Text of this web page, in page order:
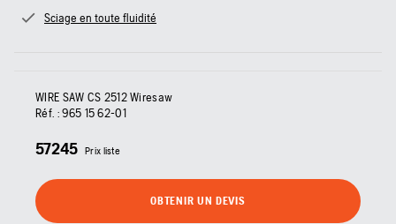
Sciage en toute fluidité
WIRE SAW CS 2512 Wiresaw
Réf. : 965 15 62‑01
57245 Prix liste
OBTENIR UN DEVIS